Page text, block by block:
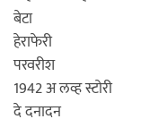
बेटा
हेराफेरी
परवरीश
1942 अ लव्ह स्टोरी
दे दनादन